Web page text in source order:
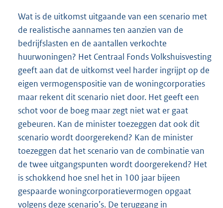
Wat is de uitkomst uitgaande van een scenario met
de realistische aannames ten aanzien van de
bedrijfslasten en de aantallen verkochte
huurwoningen? Het Centraal Fonds Volkshuisvesting
geeft aan dat de uitkomst veel harder ingrijpt op de
eigen vermogenspositie van de woningcorporaties
maar rekent dit scenario niet door. Het geeft een
schot voor de boeg maar zegt niet wat er gaat
gebeuren. Kan de minister toezeggen dat ook dit
scenario wordt doorgerekend? Kan de minister
toezeggen dat het scenario van de combinatie van
de twee uitgangspunten wordt doorgerekend? Het
is schokkend hoe snel het in 100 jaar bijeen
gespaarde woningcorporatievermogen opgaat
volgens deze scenario’s. De teruggang in